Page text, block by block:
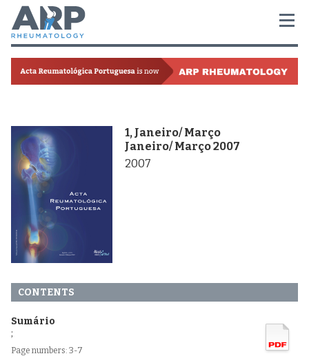
1, Janeiro/ Março
Janeiro/ Março 2007
2007
CONTENTS
Sumário
;
Page numbers: 3-7